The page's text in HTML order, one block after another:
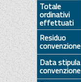
Totale
ordinativi
effettuati
Residuo
convenzione
Data stipula
convenzione